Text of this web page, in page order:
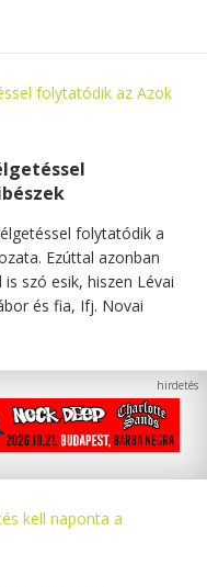
folytatódik a
Ezúttal azonban
szó esik, hiszen Lévai
és fia, Ifj. Novai